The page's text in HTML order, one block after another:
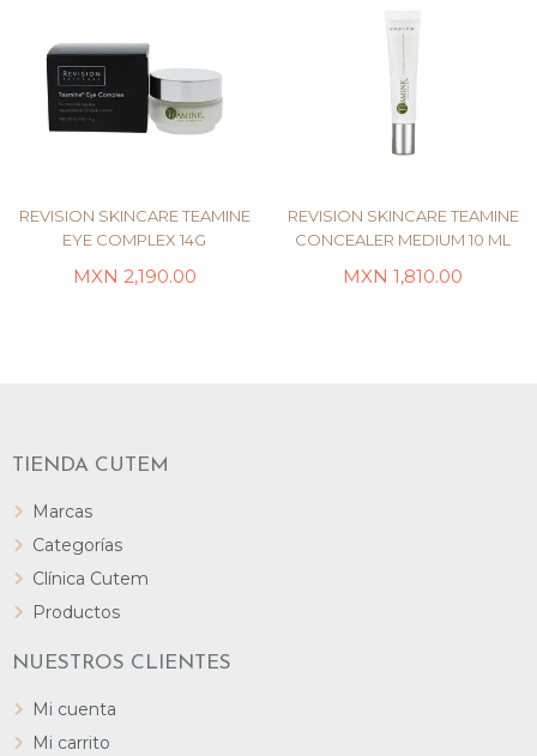
REVISION SKINCARE TEAMINE
CONCEALER MEDIUM 10 ML
1,810.00
REVISION SKINCARE TEAMINE
EYE COMPLEX 14G
2,190.00
TIENDA CUTEM
Marcas
Categorías
Clínica Cutem
Productos
NUESTROS CLIENTES
Mi cuenta
Mi carrito